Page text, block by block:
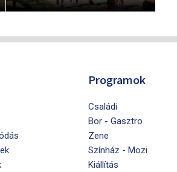
Programok
Családi
Bor - Gasztro
Zene
Színház - Mozi
Kiállítás